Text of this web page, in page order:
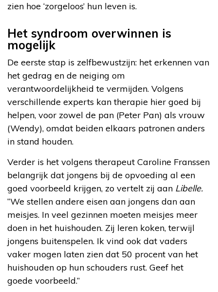
zien hoe ‘zorgeloos’ hun leven is.
Het syndroom overwinnen is
mogelijk
De eerste stap is zelfbewustzijn: het erkennen van
het gedrag en de neiging om
verantwoordelijkheid te vermijden. Volgens
verschillende experts kan therapie hier goed bij
helpen, voor zowel de pan (Peter Pan) als vrouw
(Wendy), omdat beiden elkaars patronen anders
in stand houden.
Verder is het volgens therapeut Caroline Franssen
belangrijk dat jongens bij de opvoeding al een
goed voorbeeld krijgen, zo vertelt zij aan Libelle.
“We stellen andere eisen aan jongens dan aan
meisjes. In veel gezinnen moeten meisjes meer
doen in het huishouden. Zij leren koken, terwijl
jongens buitenspelen. Ik vind ook dat vaders
vaker mogen laten zien dat 50 procent van het
huishouden op hun schouders rust. Geef het
goede voorbeeld.”